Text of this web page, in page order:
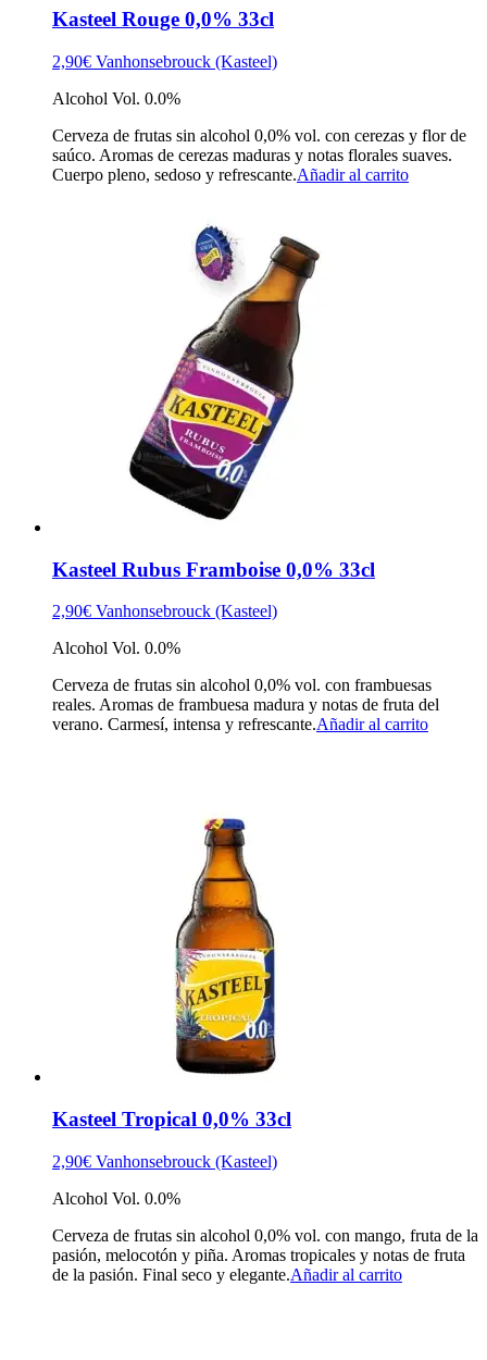
Kasteel Rouge 0,0% 33cl
2,90€ Vanhonsebrouck (Kasteel)
Alcohol Vol. 0.0%
Cerveza de frutas sin alcohol 0,0% vol. con cerezas y flor de
saúco. Aromas de cerezas maduras y notas florales suaves.
Cuerpo pleno, sedoso y refrescante.Añadir al carrito
Kasteel Rubus Framboise 0,0% 33cl
2,90€ Vanhonsebrouck (Kasteel)
Alcohol Vol. 0.0%
Cerveza de frutas sin alcohol 0,0% vol. con frambuesas
reales. Aromas de frambuesa madura y notas de fruta del
verano. Carmesí, intensa y refrescante.Añadir al carrito
Kasteel Tropical 0,0% 33cl
2,90€ Vanhonsebrouck (Kasteel)
Alcohol Vol. 0.0%
Cerveza de frutas sin alcohol 0,0% vol. con mango, fruta de la
pasión, melocotón y piña. Aromas tropicales y notas de fruta
de la pasión. Final seco y elegante.Añadir al carrito